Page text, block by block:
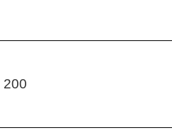
200